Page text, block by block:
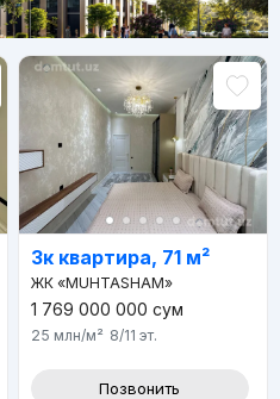
3к квартира, 71 м²
ЖК «MUHTASHAM»
1 769 000 000 сум
25 млн/м² 8/11 эт.
Позвонить